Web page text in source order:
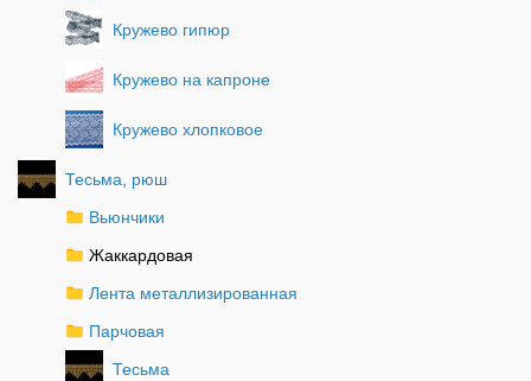
Кружево гипюр
Кружево на капроне
Кружево хлопковое
Тесьма, рюш
Вьюнчики
Жаккардовая
Лента металлизированная
Парчовая
Тесьма